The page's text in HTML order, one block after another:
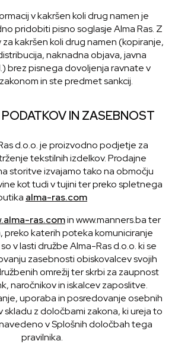
v kakršen koli drug namen je
pridobiti pisno soglasje Alma Ras. Z
kakršen koli drug namen (kopiranje,
naknadna objava, javna
brez pisnega dovoljenja ravnate v
in ste predmet sankcij.
IN ZASEBNOST
d.o.o. je proizvodno podjetje za
tekstilnih izdelkov. Prodajne
storitve izvajamo tako na območju
kot tudi v tujini ter preko spletnega
alma-ras.com
ras.comin www.manners.ba ter
preko katerih poteka komuniciranje
v lasti družbe Alma-Ras d.o.o. ki se
zasebnosti obiskovalcev svojih
omrežij ter skrbi za zaupnost
naročnikov in iskalcev zaposlitve.
uporaba in posredovanje osebnih
z določbami zakona, ki ureja to
v Splošnih določbah tega
pravilnika.